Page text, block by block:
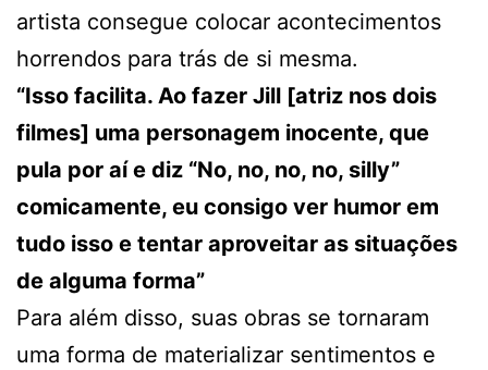
artista consegue colocar acontecimentos
horrendos para trás de si mesma.
“Isso facilita. Ao fazer Jill [atriz nos dois
filmes] uma personagem inocente, que
pula por aí e diz “No, no, no, no, silly”
comicamente, eu consigo ver humor em
tudo isso e tentar aproveitar as situações
de alguma forma”
Para além disso, suas obras se tornaram
uma forma de materializar sentimentos e